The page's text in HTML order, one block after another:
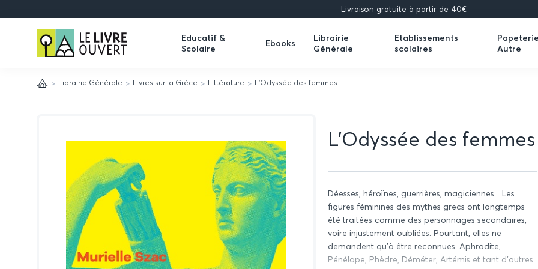
Livraison gratuite à partir de 40€
Le
Livre
Ouvert
Educatif &
Scolaire
Expand
submenu
Ebooks
Librairie
Générale
Expand
submenu
Etablissements
scolaires
Expand
Autre
Expand
AccueilLibrairie Générale Livres sur la Grèce Littérature L'Odyssée des femmes
L'Odyssée des femmes
Déesses, héroïnes, guerrières, magiciennes... Les
figures féminines des mythes grecs ont longtemps
été traitées comme des personnages secondaires,
voire injustement oubliées. Pourtant, elles ne
demandent qu'à être reconnues. Aphrodite,
Pénélope, Phèdre, Déméter, Artémis et tant d'autres